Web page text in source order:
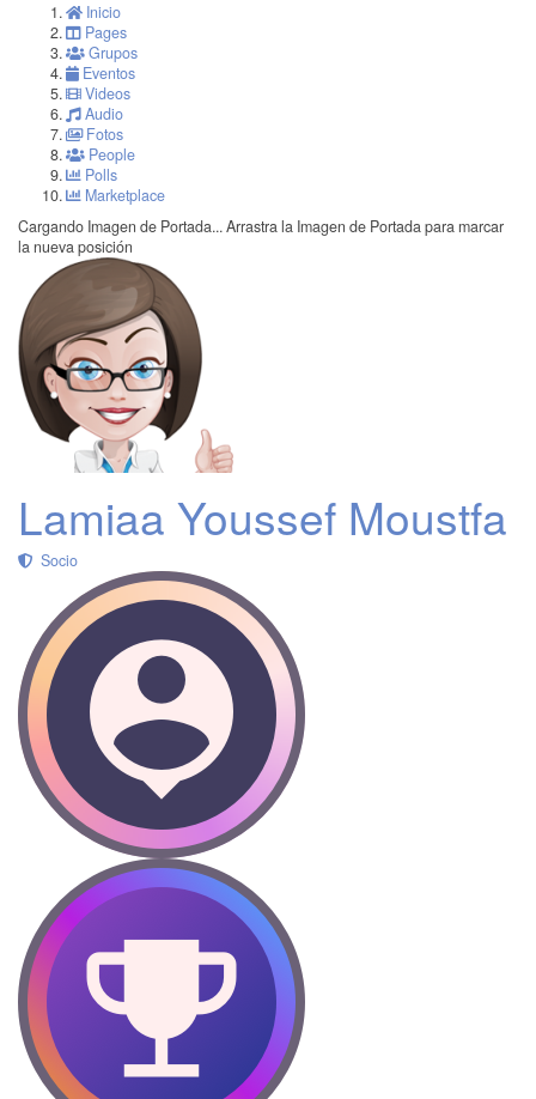
Inicio
Pages
Grupos
Eventos
Videos
Audio
Fotos
People
Polls
Marketplace
Cargando Imagen de Portada... Arrastra la Imagen de Portada para marcar
la nueva posición
Lamiaa Youssef Moustfa
Socio